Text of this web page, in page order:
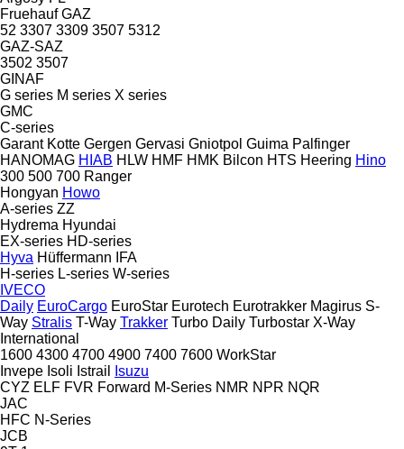
Fruehauf GAZ
52 3307 3309 3507 5312
GAZ-SAZ
3502 3507
GINAF
G series M series X series
GMC
C-series
Garant Kotte Gergen Gervasi Gniotpol Guima Palfinger
HANOMAG HIAB HLW HMF HMK Bilcon HTS Heering Hino
300 500 700 Ranger
Hongyan Howo
A-series ZZ
Hydrema Hyundai
EX-series HD-series
Hyva Hüffermann
IFA
H-series L-series W-series
IVECO
Daily EuroCargo EuroStar Eurotech Eurotrakker Magirus S-
Way Stralis T-Way Trakker Turbo Daily Turbostar X-Way
International
1600 4300 4700 4900 7400 7600 WorkStar
Invepe Isoli Istrail
Isuzu
CYZ ELF FVR Forward M-Series NMR NPR NQR
JAC
HFC N-Series
JCB